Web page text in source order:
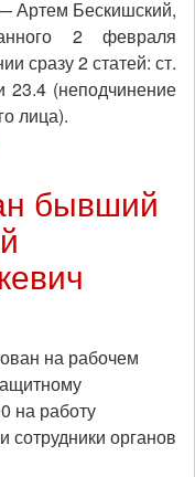
Артем Бескишский,
2 февраля
сразу 2 статей: ст.
23.4 (неподчинение
лица).
бывший
на рабочем
на работу
органов